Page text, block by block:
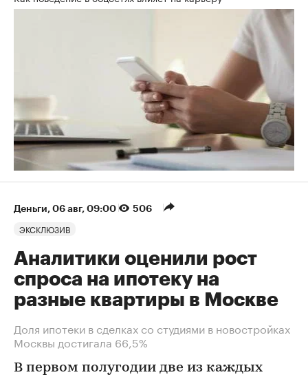
Деньги⁠, 06 авг, 09:00 506
ЭКСКЛЮЗИВ
Аналитики оценили рост
спроса на ипотеку на
разные квартиры в Москве
Доля ипотеки в сделках со студиями в новостройках
Москвы достигала 66,5%
В первом полугодии две из каждых